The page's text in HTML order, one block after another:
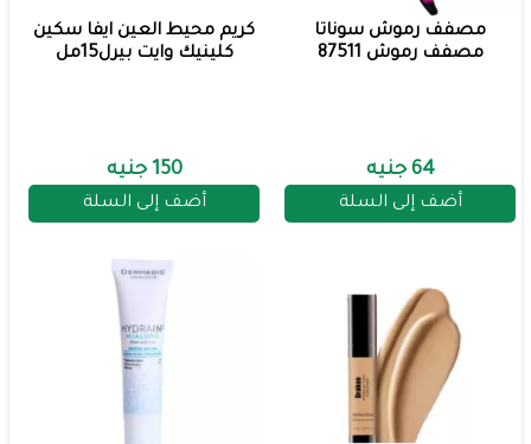
مصفف رموش سوناتا
مصفف رموش 87511
64 جنيه
أضف إلى السلة
كريم محيط العين ايفا سكين
كلينيك وايت بيرل15مل
150 جنيه
أضف إلى السلة